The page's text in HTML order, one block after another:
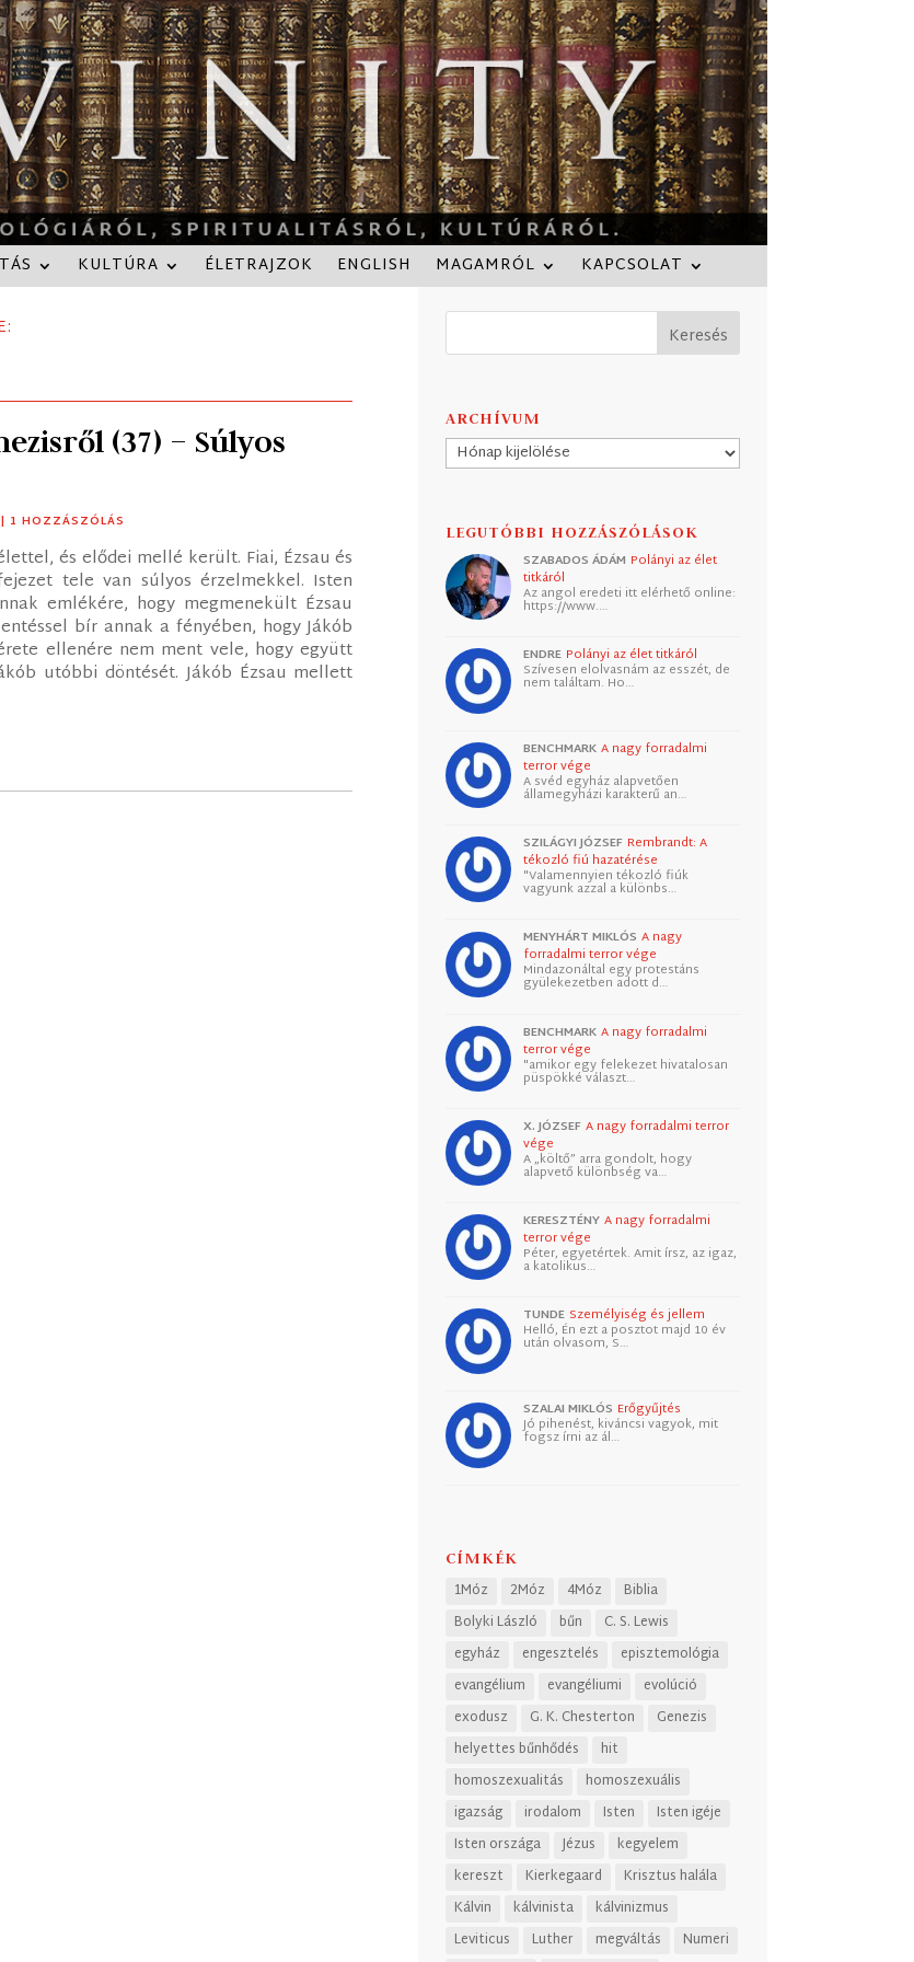
KULTÚRA ÉLETRAJZOK ENGLISH MAGAMRÓL KAPCSOLAT
(37) – Súlyos
| 1 HOZZÁSZÓLÁS
és elődei mellé került. Fiai, Ézsau és
tele van súlyos érzelmekkel. Isten
emlékére, hogy megmenekült Ézsau
bír annak a fényében, hogy Jákób
ellenére nem ment vele, hogy együtt
utóbbi döntését. Jákób Ézsau mellett
ARCHÍVUM
Archívum
LEGUTÓBBI HOZZÁSZÓLÁSOK
SZABADOS ÁDÁM Polányi az élet
titkáról
Az angol eredeti itt elérhető online:
https://www.…
ENDRE Polányi az élet titkáról
Szívesen elolvasnám az esszét, de
nem találtam. Ho…
BENCHMARK A nagy forradalmi
terror vége
A svéd egyház alapvetően
államegyházi karakterű an…
SZILÁGYI JÓZSEF Rembrandt: A
tékozló fiú hazatérése
"Valamennyien tékozló fiúk
vagyunk azzal a különbs…
MENYHÁRT MIKLÓS A nagy
forradalmi terror vége
Mindazonáltal egy protestáns
gyülekezetben adott d…
BENCHMARK A nagy forradalmi
terror vége
"amikor egy felekezet hivatalosan
püspökké választ…
X. JÓZSEF A nagy forradalmi terror
vége
A „költő” arra gondolt, hogy
alapvető különbség va…
KERESZTÉNY A nagy forradalmi
terror vége
Péter, egyetértek. Amit írsz, az igaz,
a katolikus…
TUNDE Személyiség és jellem
Helló, Én ezt a posztot majd 10 év
után olvasom, S…
SZALAI MIKLÓS Erőgyűjtés
Jó pihenést, kiváncsi vagyok, mit
fogsz írni az ál…
CÍMKÉK
1Móz 2Móz 4Móz
Biblia
Bolyki László
bűn
C. S. Lewis
egyház
engesztelés
episztemológia
evangélium
evangéliumi
evolúció
exodusz
G. K. Chesterton
Genezis
helyettes bűnhődés
hit
homoszexualitás
homoszexuális
igazság
irodalom Isten
Isten igéje
Isten országa
Jézus
kegyelem
kereszt
Kierkegaard
Krisztus halála
Kálvin
kálvinista
kálvinizmus
Leviticus
Luther megváltás
Numeri